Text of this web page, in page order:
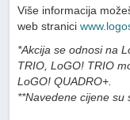
Više informacija
web stranici
*Akcija se odnosi na
TRIO, LoGO! TRIO
LoGO! QUADRO+.
**Navedene cijene su